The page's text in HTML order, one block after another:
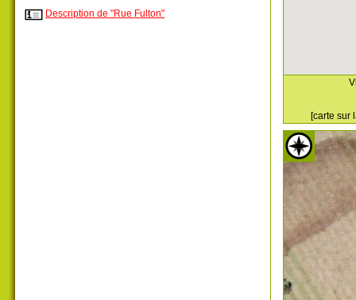
Description de "Rue Fulton"
[carte sur